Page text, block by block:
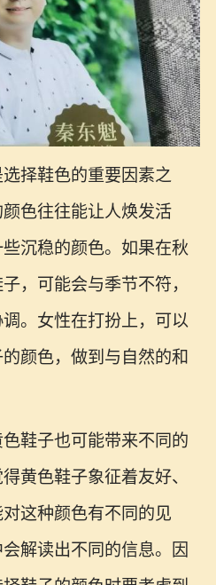
择鞋色的重要因素之
色往往能让人焕发活
沉稳的颜色。如果在秋
，可能会与季节不符，
。女性在打扮上，可以
颜色，做到与自然的和
鞋子也可能带来不同的
黄色鞋子象征着友好、
这种颜色有不同的见
解读出不同的信息。因